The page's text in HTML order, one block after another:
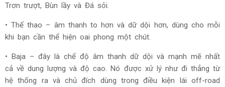
Trơn trượt, Bùn lầy và Đá sỏi.
• Thể thao – âm thanh to hơn và dữ dội hơn, dùng cho mỗi
khi bạn cần thể hiện oai phong một chút.
• Baja – đây là chế độ âm thanh dữ dội và mạnh mẽ nhất
cả về dung lượng và độ cao. Nó được xử lý như đi thẳng từ
hệ thống ra và chủ đích dùng trong điều kiện lái off-road